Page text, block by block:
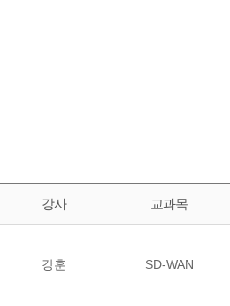
강사 교과목
강훈 SD-WAN